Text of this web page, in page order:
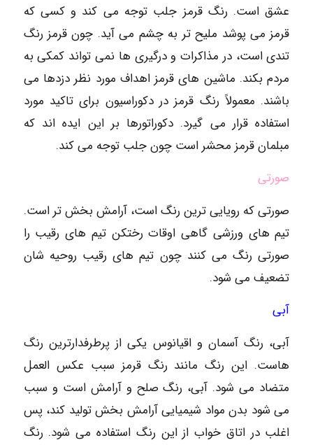
عشق است. رنگ قرمز جلب توجه می کند و کسی که
قرمز می پوشد ملیح تر به چشم می آید. چون قرمز رنگ
تندی است، در مذاکرات و درگیری ها نمی تواند کمکی به
مردم بکند. ماشین های قرمز اهداف مورد نظر دزدها می
باشند. معمولاً رنگ قرمز در دکوراسیون برای تاکید مورد
استفاده قرار می گیرد. دکوراتورها بر این ایده اند که
مبلمان قرمز محشر است چون جلب توجه می کند.
صورتی
صورتی که رویایی ترین رنگ است، آرامش بخش تر است.
تیم های ورزشی گاهی اوقات رختکن تیم های رقیب را
صورتی رنگ می کنند چون تیم های رقیب روحیه شان
تضعیف می شود.
آبی
آبی، رنگ آسمان و اقیانوس یکی از پرطرفدارترین رنگ
هاست. این رنگ مانند رنگ قرمز سبب عکس العمل
متضاد می شود. آبی، رنگ صلح و آرامش است و سبب
می شود بدن مواد شیمیایی آرامش بخش تولید کند، پس
اغلب در اتاق خواب از این رنگ استفاده می شود. رنگ